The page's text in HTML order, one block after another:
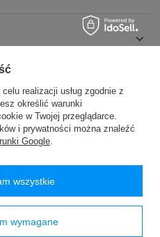
26,
ceny brutto (z VAT).
realizacji usług zgodnie z
określić warunki
w Twojej przeglądarce.
i prywatności można znaleźć
Google.
wymagane
wszystkie